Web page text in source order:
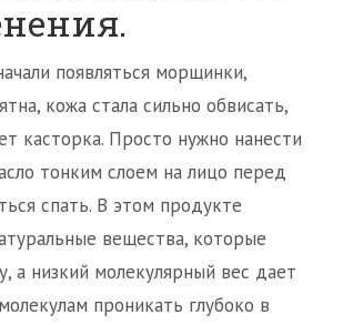
появляться морщинки,
кожа стала сильно обвисать,
касторка. Просто нужно нанести
тонким слоем на лицо перед
спать. В этом продукте
вещества, которые
а низкий молекулярный вес дает
проникать глубоко в